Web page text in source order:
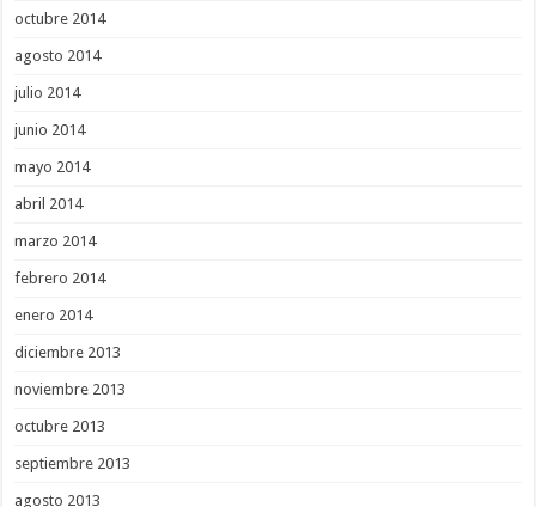
octubre 2014
agosto 2014
julio 2014
junio 2014
mayo 2014
abril 2014
marzo 2014
febrero 2014
enero 2014
diciembre 2013
noviembre 2013
octubre 2013
septiembre 2013
agosto 2013